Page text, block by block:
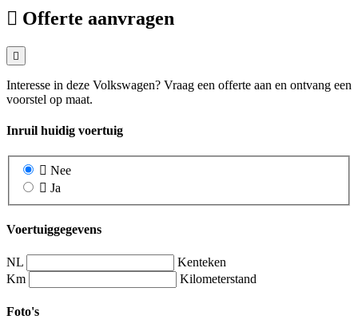
Offerte aanvragen
Interesse in deze Volkswagen? Vraag een offerte aan en ontvang een
voorstel op maat.
Inruil huidig voertuig
Nee
Ja
Voertuiggegevens
NL
Kenteken
Km
Kilometerstand
Foto's